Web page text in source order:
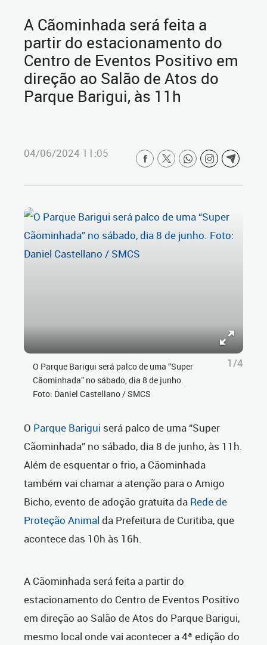
A Cãominhada será feita a
partir do estacionamento do
Centro de Eventos Positivo em
direção ao Salão de Atos do
Parque Barigui, às 11h
04/06/2024 11:05
O Parque Barigui será palco de uma “Super
Cãominhada” no sábado, dia 8 de junho.
Foto: Daniel Castellano / SMCS
1/4
O Parque Barigui será palco de uma “Super
Cãominhada” no sábado, dia 8 de junho, às 11h.
Além de esquentar o frio, a Cãominhada
também vai chamar a atenção para o Amigo
Bicho, evento de adoção gratuita da Rede de
Proteção Animal da Prefeitura de Curitiba, que
acontece das 10h às 16h.
A Cãominhada será feita a partir do
estacionamento do Centro de Eventos Positivo
em direção ao Salão de Atos do Parque Barigui,
mesmo local onde vai acontecer a 4ª edição do